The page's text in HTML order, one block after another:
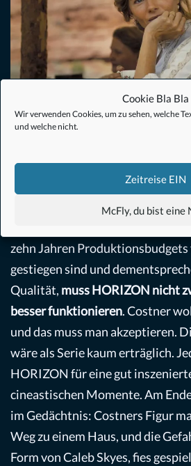
Cookie Bla Bla
Wir verwenden Cookies, um zu sehen, welche
und welche nicht.
Zeitreise EIN
McFly, du bist eine
Auch wenn das Visuelle nicht mit
Erwartungen übereinstimmt,
zehn Jahren
gestiegen sind und
Qualität, muss HORIZON nicht
besser funktionieren. Costner
und das muss man akzeptieren.
wäre als Serie kaum erträglich.
HORIZON für eine gut
cineastischen Momente. Am
im Gedächtnis: Costners Figur
Weg zu einem Haus, und die
Form von Caleb Skyes, fies